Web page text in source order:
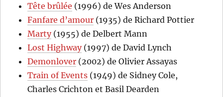
Tête brûlée (1996) de Wes Anderson
Fanfare d’amour (1935) de Richard Pottier
Marty(1955) de Delbert Mann
Lost Highway(1997) de David Lynch
Demonlover (2002) de Olivier Assayas
Train of Events (1949) de Sidney Cole,
Charles Crichton et Basil Dearden